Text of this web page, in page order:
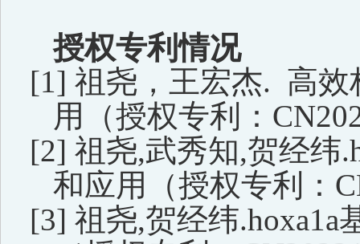
授权专利情况
[1] 祖尧 ， 王宏杰. 高效
用
（授权专利：
[2] 祖尧,武秀知,贺经纬.
和应用
（授权专利：
[3] 祖尧,贺经纬.hoxa1a